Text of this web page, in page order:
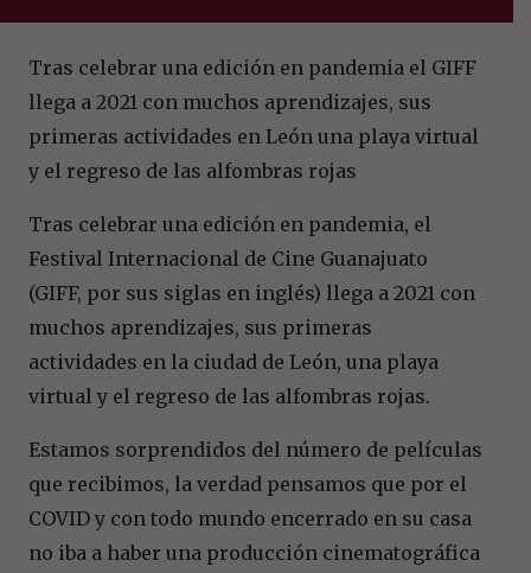
Tras celebrar una edición en pandemia el GIFF
llega a 2021 con muchos aprendizajes, sus
primeras actividades en León una playa virtual
y el regreso de las alfombras rojas
Tras celebrar una edición en pandemia, el
Festival Internacional de Cine Guanajuato
(GIFF, por sus siglas en inglés) llega a 2021 con
muchos aprendizajes, sus primeras
actividades en la ciudad de León, una playa
virtual y el regreso de las alfombras rojas.
Estamos sorprendidos del número de películas
que recibimos, la verdad pensamos que por el
COVID y con todo mundo encerrado en su casa
no iba a haber una producción cinematográfica